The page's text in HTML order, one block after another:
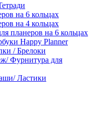
на 6 кольцах
на 4 кольцах
планеров на 6 кольцах
Happy Planner
/ Брелоки
Фурнитура для
Ластики